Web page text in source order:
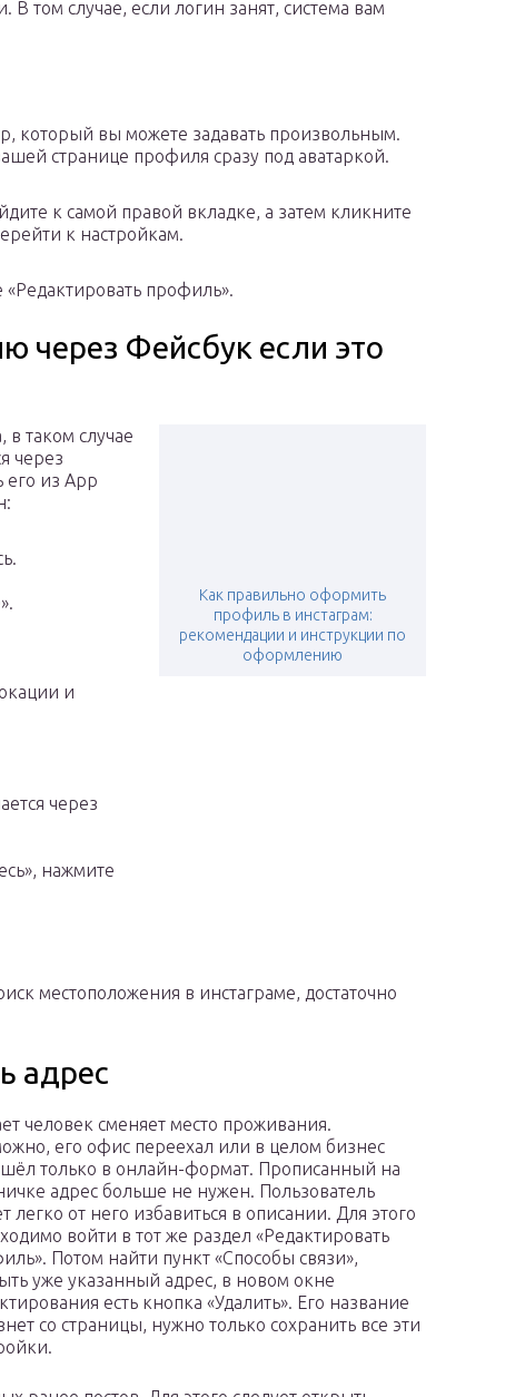
В том случае, если логин занят, система вам
который вы можете задавать произвольным.
странице профиля сразу под аватаркой.
к самой правой вкладке, а затем кликните
к настройкам.
профиль».
через Фейсбук если это
Как правильно оформить
профиль в инстаграм:
рекомендации и инструкции по
оформлению
в таком случае
через
из App
и
через
нажмите
местоположения в инстаграме, достаточно
адрес
человек сменяет место проживания.
его офис переехал или в целом бизнес
только в онлайн-формат. Прописанный на
адрес больше не нужен. Пользователь
легко от него избавиться в описании. Для этого
войти в тот же раздел «Редактировать
Потом найти пункт «Способы связи»,
уже указанный адрес, в новом окне
есть кнопка «Удалить». Его название
со страницы, нужно только сохранить все эти